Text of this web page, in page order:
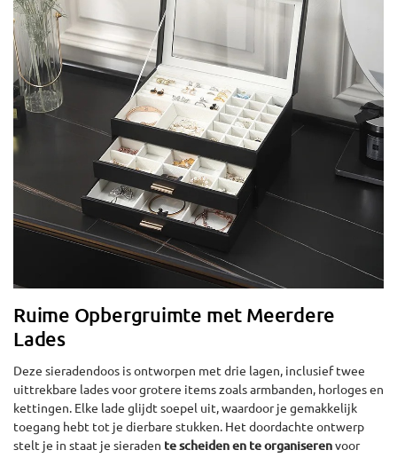
Ruime Opbergruimte met Meerdere
Lades
Deze sieradendoos is ontworpen met drie lagen, inclusief twee
uittrekbare lades voor grotere items zoals armbanden, horloges en
kettingen. Elke lade glijdt soepel uit, waardoor je gemakkelijk
toegang hebt tot je dierbare stukken. Het doordachte ontwerp
stelt je in staat je sieraden te scheiden en te organiserenvoor